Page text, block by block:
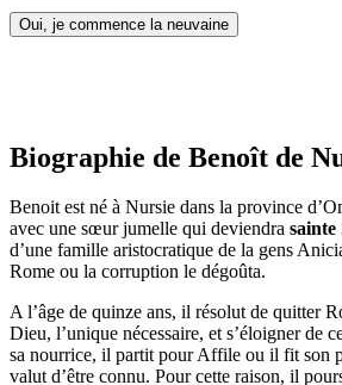
Oui, je commence la neuvaine
Biographie de Benoît de
Benoit est né à Nursie dans la province
avec une sœur jumelle qui deviendra sainte
d’une famille aristocratique de la gens
Rome ou la corruption le dégoûta.
A l’âge de quinze ans, il résolut de quitter
Dieu, l’unique nécessaire, et s’éloigner de
sa nourrice, il partit pour Affile ou il fit son
valut d’être connu. Pour cette raison, il